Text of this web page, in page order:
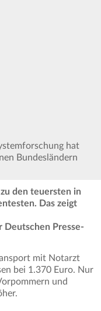
hat
Bundesländern
den teuersten in
Das zeigt
Deutschen Presse-
mit Notarzt
bei 1.370 Euro. Nur
und